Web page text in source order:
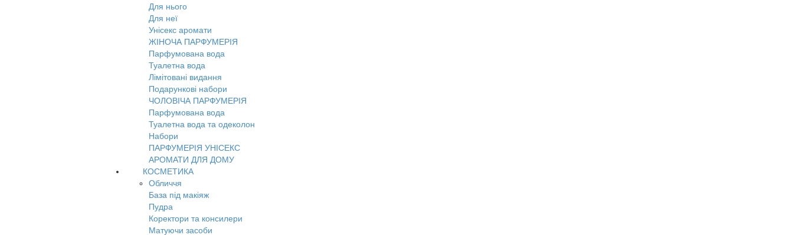
Для нього
Для неї
Унісекс аромати
ЖІНОЧА ПАРФУМЕРІЯ
Парфумована вода
Туалетна вода
Лімітовані видання
Подарункові набори
ЧОЛОВІЧА ПАРФУМЕРІЯ
Парфумована вода
Туалетна вода та одеколон
Набори
ПАРФУМЕРІЯ УНІСЕКС
АРОМАТИ ДЛЯ ДОМУ
КОСМЕТИКА
Обличчя
База під макіяж
Пудра
Коректори та консилери
Матуючи засоби